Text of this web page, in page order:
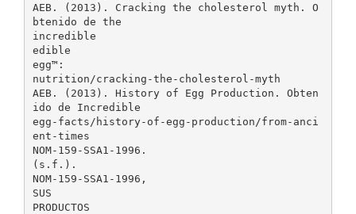
AEB. (2013). Cracking the cholesterol myth. O
btenido de the
incredible
edible
egg™:
nutrition/cracking-the-cholesterol-myth
AEB. (2013). History of Egg Production. Obten
ido de Incredible
egg-facts/history-of-egg-production/from-anci
ent-times
NOM-159-SSA1-1996.
(s.f.).
NOM-159-SSA1-1996,
SUS
PRODUCTOS